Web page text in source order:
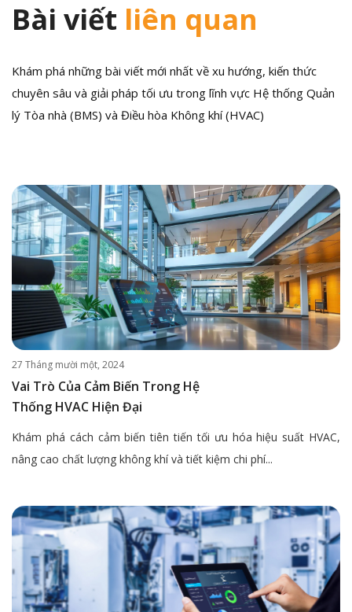
Bài viết liên quan
Khám phá những bài viết mới nhất về xu hướng, kiến thức
chuyên sâu và giải pháp tối ưu trong lĩnh vực Hệ thống Quản
lý Tòa nhà (BMS) và Điều hòa Không khí (HVAC)
27 Tháng mười một, 2024
Vai Trò Của Cảm Biến Trong Hệ
Thống HVAC Hiện Đại
Khám phá cách cảm biến tiên tiến tối ưu hóa hiệu suất HVAC,
nâng cao chất lượng không khí và tiết kiệm chi phí...